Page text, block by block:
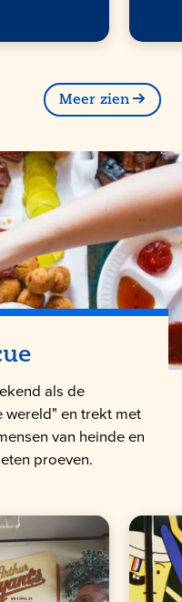
Meer zien
als de
en trekt met
van heinde en
proeven.